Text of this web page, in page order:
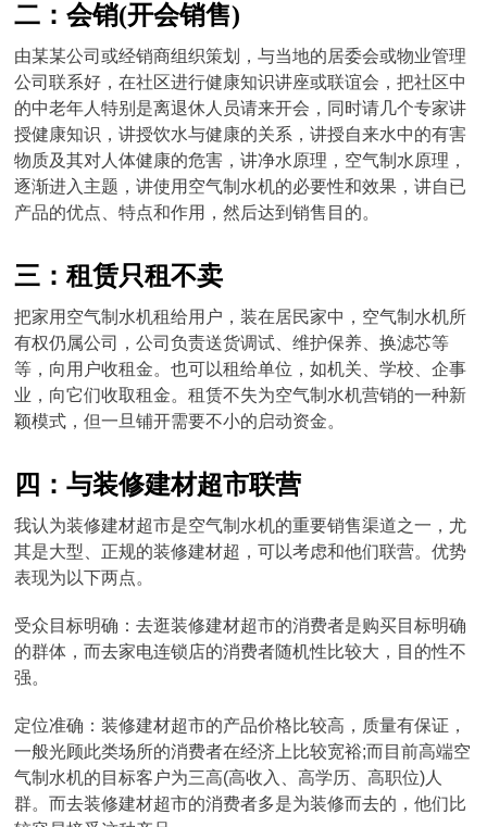
二：会销(开会销售)
由某某公司或经销商组织策划，与当地的居委会或物业管理
公司联系好，在社区进行健康知识讲座或联谊会，把社区中
的中老年人特别是离退休人员请来开会，同时请几个专家讲
授健康知识，讲授饮水与健康的关系，讲授自来水中的有害
物质及其对人体健康的危害，讲净水原理，空气制水原理，
逐渐进入主题，讲使用空气制水机的必要性和效果，讲自已
产品的优点、特点和作用，然后达到销售目的。
三：租赁只租不卖
把家用空气制水机租给用户，装在居民家中，空气制水机所
有权仍属公司，公司负责送货调试、维护保养、换滤芯等
等，向用户收租金。也可以租给单位，如机关、学校、企事
业，向它们收取租金。租赁不失为空气制水机营销的一种新
颖模式，但一旦铺开需要不小的启动资金。
四：与装修建材超市联营
我认为装修建材超市是空气制水机的重要销售渠道之一，尤
其是大型、正规的装修建材超，可以考虑和他们联营。优势
表现为以下两点。
受众目标明确：去逛装修建材超市的消费者是购买目标明确
的群体，而去家电连锁店的消费者随机性比较大，目的性不
强。
定位准确：装修建材超市的产品价格比较高，质量有保证，
一般光顾此类场所的消费者在经济上比较宽裕;而目前高端空
气制水机的目标客户为三高(高收入、高学历、高职位)人
群。而去装修建材超市的消费者多是为装修而去的，他们比